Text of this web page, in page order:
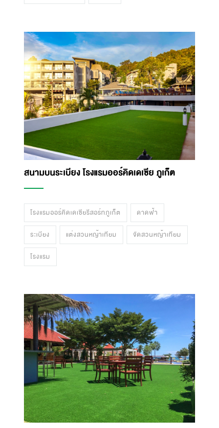
สนามบนระเบียง โรงแรมออร์คิดเดเซีย ภูเก็ต
โรงแรมออร์คิดเดเซียรีสอร์ทภูเก็ต ดาดฟ้า
ระเบียง แต่งสวนหญ้าเทียม จัดสวนหญ้าเทียม
โรงแรม